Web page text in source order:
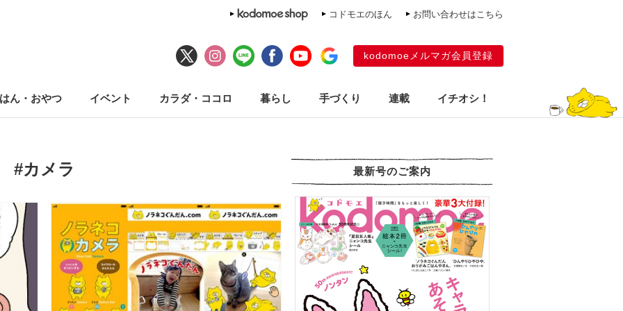
コドモエのほん お問い合わせはこちら
kodomoeメルマガ会員登録
ん・おやつ イベント カラダ・ココロ 暮らし 手づくり 連載 イチオシ！
#カメラ 最新号のご案内